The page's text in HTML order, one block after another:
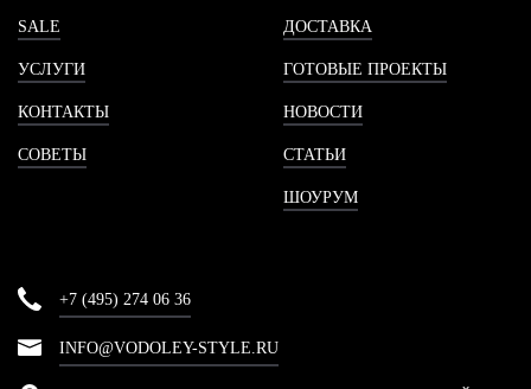
SALE
УСЛУГИ
КОНТАКТЫ
СОВЕТЫ
ДОСТАВКА
ГОТОВЫЕ ПРОЕКТЫ
НОВОСТИ
СТАТЬИ
ШОУРУМ
+7 (495) 274 06 36
INFO@VODOLEY-STYLE.RU